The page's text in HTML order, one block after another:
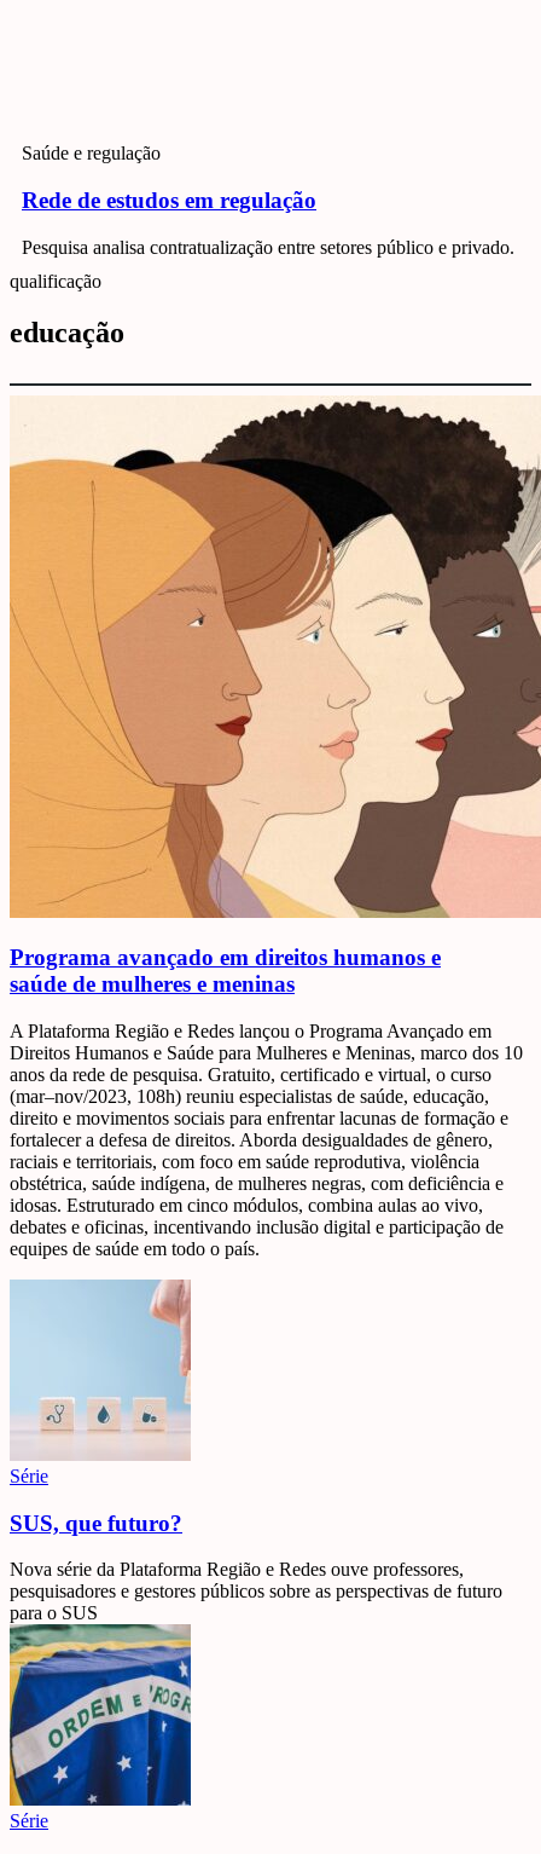
Saúde e regulação
Rede de estudos em regulação
Pesquisa analisa contratualização entre setores público e privado.
qualificação
educação
Programa avançado em direitos humanos e
saúde de mulheres e meninas
A Plataforma Região e Redes lançou o Programa Avançado em
Direitos Humanos e Saúde para Mulheres e Meninas, marco dos 10
anos da rede de pesquisa. Gratuito, certificado e virtual, o curso
(mar–nov/2023, 108h) reuniu especialistas de saúde, educação,
direito e movimentos sociais para enfrentar lacunas de formação e
fortalecer a defesa de direitos. Aborda desigualdades de gênero,
raciais e territoriais, com foco em saúde reprodutiva, violência
obstétrica, saúde indígena, de mulheres negras, com deficiência e
idosas. Estruturado em cinco módulos, combina aulas ao vivo,
debates e oficinas, incentivando inclusão digital e participação de
equipes de saúde em todo o país.
Série
SUS, que futuro?
Nova série da Plataforma Região e Redes ouve professores,
pesquisadores e gestores públicos sobre as perspectivas de futuro
para o SUS
Série